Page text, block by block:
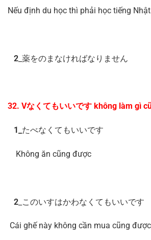
Nếu định du học thì phải học tiếng
2 _薬をのまなければなりません
32. Vなくてもいいです không làm gì
1_ たべなくてもいいです
Không ăn cũng được
2 _このいすはかわなくてもいいです
Cái ghế này không cần mua cũng được